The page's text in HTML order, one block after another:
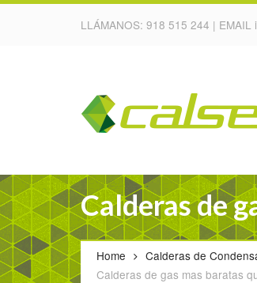
LLÁMANOS: 918 515 244 | EMAIL
Calderas de
Home
Calderas de
Calderas de gas mas baratas